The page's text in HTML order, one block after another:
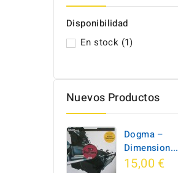
Disponibilidad
En stock (1)
Nuevos Productos
Dogma –
Dimension...
15,00 €